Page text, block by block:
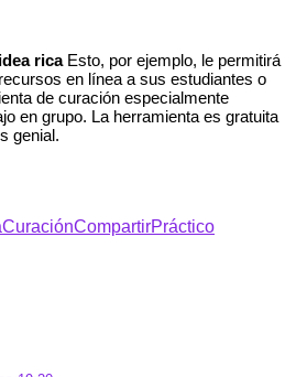
ricaEsto, por ejemplo, le permitirá
en línea a sus estudiantes o
de curación especialmente
en grupo. La herramienta es gratuita
genial.
CuraciónCompartirPráctico